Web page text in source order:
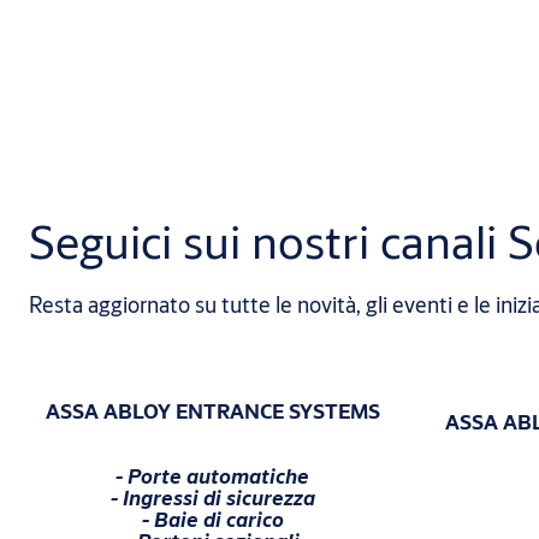
Seguici sui nostri canali
Resta aggiornato su tutte le novità, gli eventi e le
ASSA ABLOY ENTRANCE SYSTEMS
- Porte automatiche
- Ingressi di sicurezza
- Baie di carico
ASSA